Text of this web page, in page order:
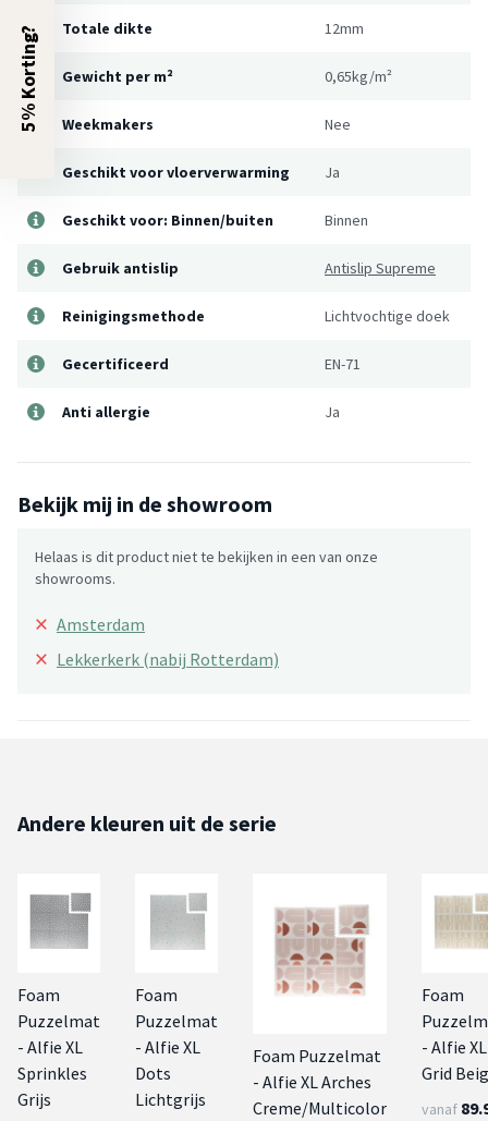
Totale dikte 12mm
Gewicht per m² 0,65kg/m²
Weekmakers Nee
Geschikt voor vloerverwarming Ja
Geschikt voor: Binnen/buiten Binnen
Gebruik antislip Antislip Supreme
Reinigingsmethode Lichtvochtige doek
Gecertificeerd EN-71
Anti allergie Ja
Bekijk mij in de showroom
Helaas is dit product niet te bekijken in een van onze
showrooms.
× Amsterdam
× Lekkerkerk (nabij Rotterdam)
Andere kleuren uit de serie
Foam
Puzzelmat
- Alfie XL
Sprinkles
Grijs
Foam
Puzzelmat
- Alfie XL
Dots
Lichtgrijs
Foam Puzzelmat
- Alfie XL Arches
Creme/Multicolor
Foam
- Alfie XL
Grid
vanaf
5% Korting?